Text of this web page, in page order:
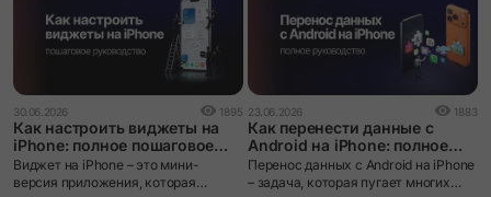
30.06.2026 1895
Как настроить виджеты на
iPhone: полное пошаговое
руководство
Виджет на iPhone – это мини-
версия приложения, которая
23.06.2026 1883
Как перенести данные с
Android на iPhone: полное
руководство
Перенос данных с Android на iPhone
– задача, которая пугает многих